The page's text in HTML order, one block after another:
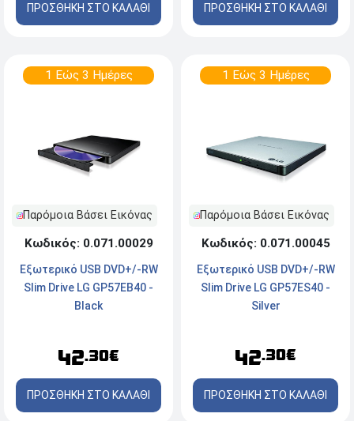
ΠΡΟΣΘΗΚΗ ΣΤΟ ΚΑΛΑΘΙ ΠΡΟΣΘΗΚΗ ΣΤΟ ΚΑΛΑΘΙ
1 Εώς 3 Ημέρες
Παρόμοια Βάσει Εικόνας
Κωδικός: 0.071.00029
Εξωτερικό USB DVD+/-RW
Slim Drive LG GP57EB40 -
Black
42.30€
ΠΡΟΣΘΗΚΗ ΣΤΟ ΚΑΛΑΘΙ
1 Εώς 3 Ημέρες
Παρόμοια Βάσει Εικόνας
Κωδικός: 0.071.00045
Εξωτερικό USB DVD+/-RW
Slim Drive LG GP57ES40 -
Silver
42.30€
ΠΡΟΣΘΗΚΗ ΣΤΟ ΚΑΛΑΘΙ